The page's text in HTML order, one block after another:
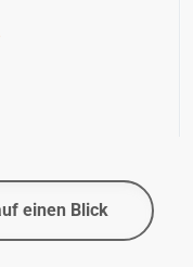
einen Blick